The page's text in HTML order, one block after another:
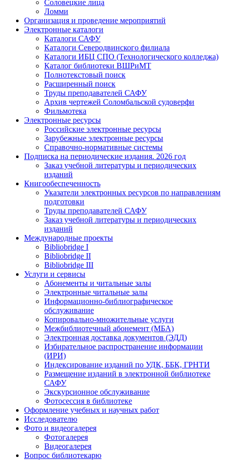
Соловецкие лица
Ломми
Организация и проведение мероприятий
Электронные каталоги
Каталоги САФУ
Каталоги Северодвинского филиала
Каталоги ИБЦ СПО (Технологического колледжа)
Каталог библиотеки ВШРиМТ
Полнотекстовый поиск
Расширенный поиск
Труды преподавателей САФУ
Архив чертежей Соломбальской судоверфи
Фильмотека
Электронные ресурсы
Российские электронные ресурсы
Зарубежные электронные ресурсы
Справочно-нормативные системы
Подписка на периодические издания. 2026 год
Заказ учебной литературы и периодических
изданий
Книгообеспеченность
Указатели электронных ресурсов по направлениям
подготовки
Труды преподавателей САФУ
Заказ учебной литературы и периодических
изданий
Международные проекты
Bibliobridge I
Bibliobridge II
Bibliobridge III
Услуги и сервисы
Абонементы и читальные залы
Электронные читальные залы
Информационно-библиографическое
обслуживание
Копировально-множительные услуги
Межбиблиотечный абонемент (МБА)
Электронная доставка документов (ЭДД)
Избирательное распространение информации
(ИРИ)
Индексирование изданий по УДК, ББК, ГРНТИ
Размещение изданий в электронной библиотеке
САФУ
Экскурсионное обслуживание
Фотосессия в библиотеке
Оформление учебных и научных работ
Исследователю
Фото и видеогалерея
Фотогалерея
Видеогалерея
Вопрос библиотекарю